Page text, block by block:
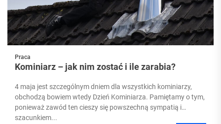
Praca
Kominiarz – jak nim zostać i ile zarabia?
4 maja jest szczególnym dniem dla wszystkich kominiarzy,
obchodzą bowiem wtedy Dzień Kominiarza. Pamiętamy o tym,
ponieważ zawód ten cieszy się powszechną sympatią i
szacunkiem...